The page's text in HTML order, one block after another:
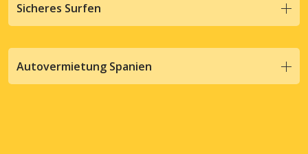
Sicheres Surfen
Autovermietung Spanien